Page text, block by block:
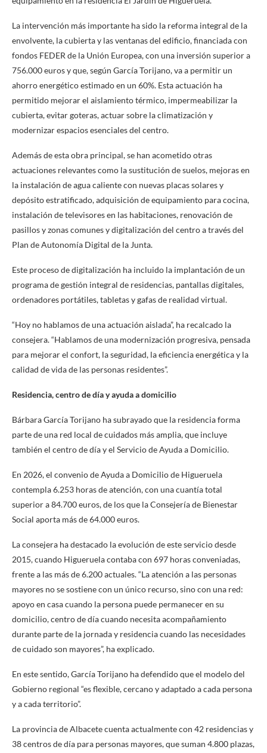
La intervención más importante ha sido la reforma integral de la
envolvente, la cubierta y las ventanas del edificio, financiada con
fondos FEDER de la Unión Europea, con una inversión superior a
756.000 euros y que, según García Torijano, va a permitir un
ahorro energético estimado en un 60%. Esta actuación ha
permitido mejorar el aislamiento térmico, impermeabilizar la
cubierta, evitar goteras, actuar sobre la climatización y
modernizar espacios esenciales del centro.
Además de esta obra principal, se han acometido otras
actuaciones relevantes como la sustitución de suelos, mejoras en
la instalación de agua caliente con nuevas placas solares y
depósito estratificado, adquisición de equipamiento para cocina,
instalación de televisores en las habitaciones, renovación de
pasillos y zonas comunes y digitalización del centro a través del
Plan de Autonomía Digital de la Junta.
Este proceso de digitalización ha incluido la implantación de un
programa de gestión integral de residencias, pantallas digitales,
ordenadores portátiles, tabletas y gafas de realidad virtual.
“Hoy no hablamos de una actuación aislada”, ha recalcado la
consejera. “Hablamos de una modernización progresiva, pensada
para mejorar el confort, la seguridad, la eficiencia energética y la
calidad de vida de las personas residentes”.
Residencia, centro de día y ayuda a domicilio
Bárbara García Torijano ha subrayado que la residencia forma
parte de una red local de cuidados más amplia, que incluye
también el centro de día y el Servicio de Ayuda a Domicilio.
En 2026, el convenio de Ayuda a Domicilio de Higueruela
contempla 6.253 horas de atención, con una cuantía total
superior a 84.700 euros, de los que la Consejería de Bienestar
Social aporta más de 64.000 euros.
La consejera ha destacado la evolución de este servicio desde
2015, cuando Higueruela contaba con 697 horas conveniadas,
frente a las más de 6.200 actuales. “La atención a las personas
mayores no se sostiene con un único recurso, sino con una red:
apoyo en casa cuando la persona puede permanecer en su
domicilio, centro de día cuando necesita acompañamiento
durante parte de la jornada y residencia cuando las necesidades
de cuidado son mayores”, ha explicado.
En este sentido, García Torijano ha defendido que el modelo del
Gobierno regional “es flexible, cercano y adaptado a cada persona
y a cada territorio”.
La provincia de Albacete cuenta actualmente con 42 residencias y
38 centros de día para personas mayores, que suman 4.800 plazas,